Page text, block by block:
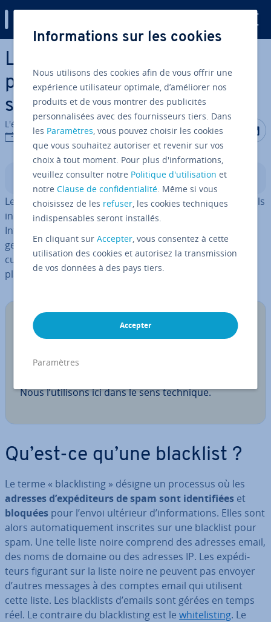
Aller au contenu principal
Les bla­ck­lists d’emails : une
pro­tec­tion sûre contre le
spam
L'équipe édi­to­riale IONOS
18/11/2025
Partager
Sommaire
Les bla­ck­lists protègent les uti­li­sa­teurs contre des emails
in­dé­si­rables comme le spam. Les four­nis­seurs d’accès
Internet et les pres­ta­taires externes utilisent l’in­tel­li­
gence ar­ti­fi­cielle, capable de re­con­naître des motifs ré­
cur­rents, si­mi­laires ou falsifiés. Les filtres générés
placent les ex­pé­di­teurs sur les listes noires.
Note
technique. Bien qu’il ait une mauvaise con­no­ta­
Nous l’utilisons ici dans le sens technique.
Qu’est-ce qu’une blacklist ?
Le terme « bla­ck­lis­ting » désigne un processus où les
adresses d’ex­pé­di­teurs de spam sont iden­ti­fiées et
bloquées pour l’envoi ultérieur d’in­for­ma­tions. Elles sont
alors au­to­ma­ti­que­ment inscrites sur une blacklist pour
spam. Une telle liste noire comprend des adresses email,
des noms de domaine ou des adresses IP. Les ex­pé­di­
teurs figurant sur la liste noire ne peuvent pas envoyer
d’autres messages à des comptes email qui utilisent
cette liste. Les bla­ck­lists d’emails sont gérées en temps
réel. Le contraire du bla­ck­lis­ting est le whi­te­lis­ting. Le
Informations sur les cookies
Nous utilisons des cookies afin de vous offrir une
expérience utilisateur optimale, d’améliorer nos
produits et de vous montrer des publicités
personnalisées avec des fournisseurs tiers. Dans
les Paramètres, vous pouvez choisir les cookies
que vous souhaitez autoriser et revenir sur vos
choix à tout moment. Pour plus d'informations,
veuillez consulter notre Politique d'utilisation et
notreClause de confidentialité. Même si vous
choisissez de les refuser, les cookies techniques
indispensables seront installés.
En cliquant surAccepter, vous consentez à cette
utilisation des cookies et autorisez la transmission
de vos données à des pays tiers.
Accepter
Paramètres